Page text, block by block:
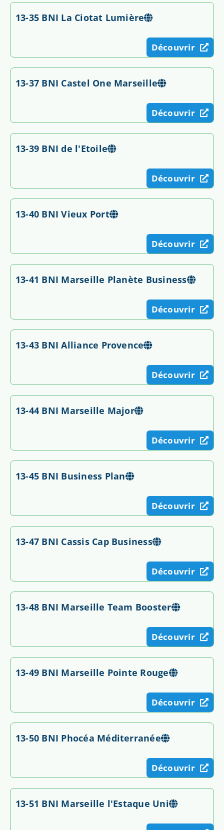
13-35 BNI La Ciotat Lumière
Découvrir
13-37 BNI Castel One Marseille
Découvrir
13-39 BNI de l'Etoile
Découvrir
13-40 BNI Vieux Port
Découvrir
13-41 BNI Marseille Planète Business
Découvrir
13-43 BNI Alliance Provence
Découvrir
13-44 BNI Marseille Major
Découvrir
13-45 BNI Business Plan
Découvrir
13-47 BNI Cassis Cap Business
Découvrir
13-48 BNI Marseille Team Booster
Découvrir
13-49 BNI Marseille Pointe Rouge
Découvrir
13-50 BNI Phocéa Méditerranée
Découvrir
13-51 BNI Marseille l'Estaque Uni